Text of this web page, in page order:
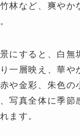
林など、爽やか
にすると、白無
一層映え、華や
や金彩、朱色の
写真全体に季節
ます。